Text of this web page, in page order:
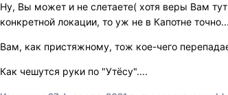
Ну, Вы может и не слетаете( хотя веры Вам
конкретной локации, то уж не в Капотне
Вам, как пристяжному, тож кое-чего
Как чешутся руки по "Утёсу"....